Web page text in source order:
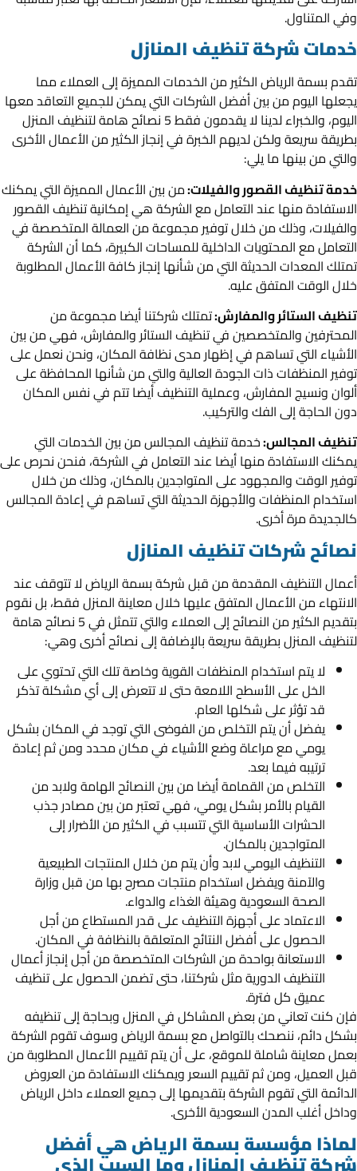
وفي المتناول.
خدمات شركة تنظيف المنازل
تقدم بسمة الرياض الكثير من الخدمات المميزة إلى العملاء مما
يجعلها اليوم من بين أفضل الشركات التي يمكن للجميع التعاقد معها
اليوم، والخبراء لدينا لا يقدمون فقط 5 نصائح هامة لتنظيف المنزل
بطريقة سريعة ولكن لديهم الخبرة في إنجاز الكثير من الأعمال الأخرى
والتي من بينها ما يلي:
خدمة تنظيف القصور والفيلات:من بين الأعمال المميزة التي يمكنك
الاستفادة منها عند التعامل مع الشركة هي إمكانية تنظيف القصور
والفيلات، وذلك من خلال توفير مجموعة من العمالة المتخصصة في
التعامل مع المحتويات الداخلية للمساحات الكبيرة، كما أن الشركة
تمتلك المعدات الحديثة التي من شأنها إنجاز كافة الأعمال المطلوبة
خلال الوقت المتفق عليه.
تنظيف الستائر والمفارش:تمتلك شركتنا أيضا مجموعة من
المحترفين والمتخصصين في تنظيف الستائر والمفارش، فهي من بين
الأشياء التي تساهم في إظهار مدى نظافة المكان، ونحن نعمل على
توفير المنظفات ذات الجودة العالية والتي من شأنها المحافظة على
ألوان ونسيج المفارش، وعملية التنظيف أيضا تتم في نفس المكان
دون الحاجة إلى الفك والتركيب.
تنظيف المجالس:خدمة تنظيف المجالس من بين الخدمات التي
يمكنك الاستفادة منها أيضا عند التعامل في الشركة، فنحن نحرص على
توفير الوقت والمجهود على المتواجدين بالمكان، وذلك من خلال
استخدام المنظفات والأجهزة الحديثة التي تساهم في إعادة المجالس
كالجديدة مرة أخرى.
نصائح شركات تنظيف المنازل
أعمال التنظيف المقدمة من قبل شركة بسمة الرياض لا تتوقف عند
الانتهاء من الأعمال المتفق عليها خلال معاينة المنزل فقط، بل نقوم
بتقديم الكثير من النصائح إلى العملاء والتي تتمثل في 5 نصائح هامة
لتنظيف المنزل بطريقة سريعة بالإضافة إلى نصائح أخرى وهي:
لا يتم استخدام المنظفات القوية وخاصة تلك التي تحتوي على
الخل على الأسطح اللامعة حتى لا تتعرض إلى أي مشكلة تذكر
قد تؤثر على شكلها العام.
يفضل أن يتم التخلص من الفوضى التي توجد في المكان بشكل
يومي مع مراعاة وضع الأشياء في مكان محدد ومن ثم إعادة
ترتيبه فيما بعد.
التخلص من القمامة أيضا من بين النصائح الهامة ولابد من
القيام بالأمر بشكل يومي، فهي تعتبر من بين مصادر جذب
الحشرات الأساسية التي تتسبب في الكثير من الأضرار إلى
المتواجدين بالمكان.
التنظيف اليومي لابد وأن يتم من خلال المنتجات الطبيعية
والآمنة ويفضل استخدام منتجات مصرح بها من قبل وزارة
الصحة السعودية وهيئة الغذاء والدواء.
الاعتماد على أجهزة التنظيف على قدر المستطاع من أجل
الحصول على أفضل النتائج المتعلقة بالنظافة في المكان.
الاستعانة بواحدة من الشركات المتخصصة من أجل إنجاز أعمال
التنظيف الدورية مثل شركتنا، حتى تضمن الحصول على تنظيف
عميق كل فترة.
فإن كنت تعاني من بعض المشاكل في المنزل وبحاجة إلى تنظيفه
بشكل دائم، ننصحك بالتواصل مع بسمة الرياض وسوف تقوم الشركة
بعمل معاينة شاملة للموقع، على أن يتم تقييم الأعمال المطلوبة من
قبل العميل، ومن ثم تقييم السعر ويمكنك الاستفادة من العروض
الدائمة التي تقوم الشركة بتقديمها إلى جميع العملاء داخل الرياض
وداخل أغلب المدن السعودية الأخرى.
لماذا مؤسسة بسمة الرياض هي أفضل